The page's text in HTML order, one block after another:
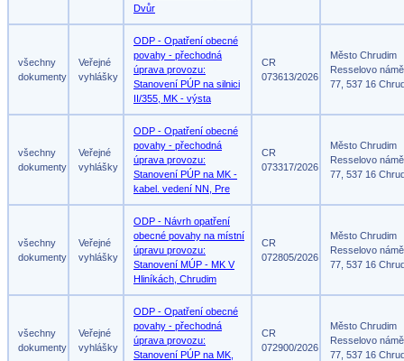
Dvůr
všechny
dokumenty
Veřejné
vyhlášky
ODP - Opatření obecné
povahy - přechodná
úprava provozu:
Stanovení PÚP na silnici
II/355, MK - výsta
CR
073613/2026
Město Chrudim
Resselovo
77, 537 16
všechny
dokumenty
Veřejné
vyhlášky
ODP - Opatření obecné
povahy - přechodná
úprava provozu:
Stanovení PÚP na MK -
kabel. vedení NN, Pre
CR
073317/2026
Město Chrudim
Resselovo
77, 537 16
všechny
dokumenty
Veřejné
vyhlášky
ODP - Návrh opatření
obecné povahy na místní
úpravu provozu:
Stanovení MÚP - MK V
Hliníkách, Chrudim
CR
072805/2026
Město Chrudim
Resselovo
77, 537 16
všechny
dokumenty
Veřejné
vyhlášky
ODP - Opatření obecné
povahy - přechodná
úprava provozu:
Stanovení PÚP na MK,
CR
072900/2026
Město Chrudim
Resselovo
77, 537 16